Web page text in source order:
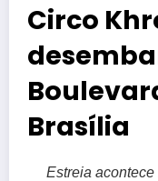
Circo
Brasília
Estreia